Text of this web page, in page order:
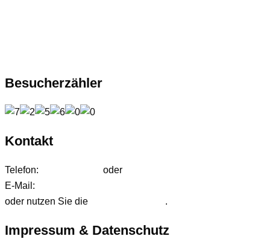
Besucherzähler
Kontakt
Telefon: oder
E-Mail:
oder nutzen Sie die
.
Impressum & Datenschutz